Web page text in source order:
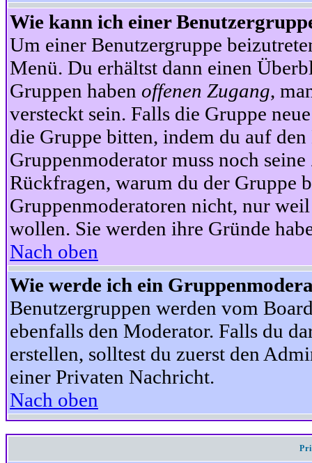
Wie kann ich einer
Um einer Benutzergruppe
Menü. Du erhältst dann einen
Gruppen haben offenen Zugang,
versteckt sein. Falls die Gruppe
die Gruppe bitten, indem du auf
Gruppenmoderator muss noch
Rückfragen, warum du der Gruppe
Gruppenmoderatoren nicht, nur
wollen. Sie werden ihre Gründe
Nach oben
Wie werde ich ein
Benutzergruppen werden vom
ebenfalls den Moderator. Falls du
erstellen, solltest du zuerst den
einer Privaten Nachricht.
Nach oben